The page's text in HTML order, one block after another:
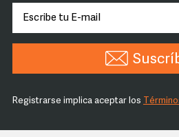
Registrarse implica aceptar los